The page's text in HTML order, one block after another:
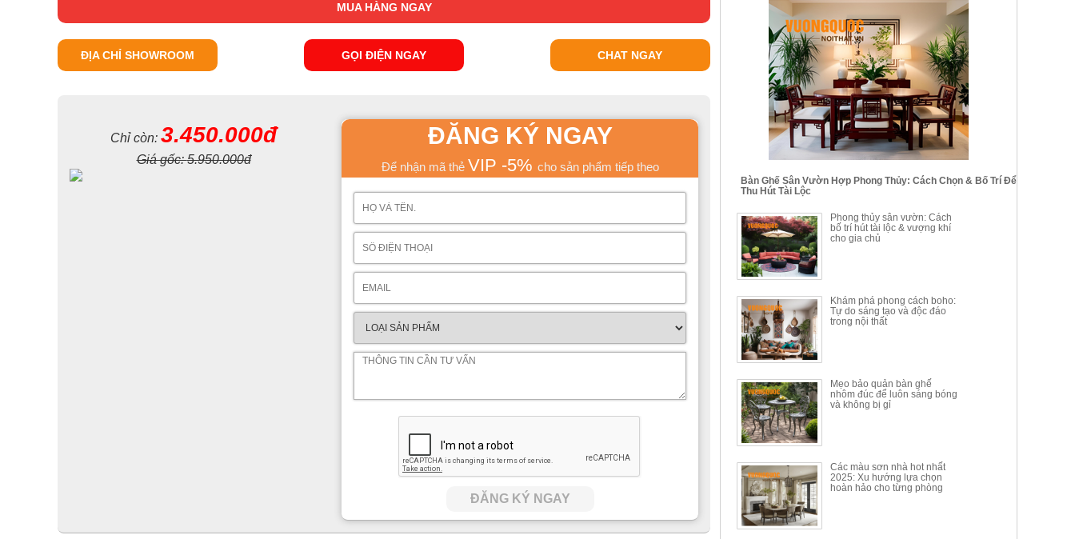
MUA HÀNG NGAY
ĐỊA CHỈ SHOWROOM GỌI ĐIỆN NGAY CHAT NGAY
Chỉ còn: 3.450.000đ
Giá gốc:5.950.000đ
ĐĂNG KÝ NGAY
Để nhận mã thẻ VIP -5% cho sản phẩm tiếp theo
ĐĂNG KÝ NGAY
BỘ BÀN GHẾ CAFE NHẬP
KHẨU CAO CẤP HOY7006
Mã sp: BT135
14.178.750đ
24.700.000đ
BỘ BÀN TRÀ GỖ TỰ NHIÊN
PHONG CÁCH TRUNG HOA
KIỂU MỚI...
Mã sp: BT138.80
20.250.000đ
39.150.000đ
BỘ BÀN TRÀ GỖ PHONG
CÁCH MỚI KẾT HỢP KHAY
NHÚNG TRÀ YDX
Mã sp: BT150.46
17.617.500đ
34.100.000đ
BỘ BÀN GHẾ CAFE KIỂU
DÁNG ĐƠN GIẢN HIỆN ĐẠI
HOY8010
BÀN GHẾ TRANG ĐIỂM
THÔNG MINH HIỆN ĐẠI
TÍCH HỢP SẠC...
Mã sp: HH.BTD08
6.510.000đ
BỘ BÀN ĂN ĐẢO MẶT ĐÁ
PHIẾN AK3699
Bàn Ghế Sân Vườn Hợp Phong Thủy: Cách Chọn & Bố Trí Để
Thu Hút Tài Lộc
Phong thủy sân vườn: Cách
bố trí hút tài lộc & vượng khí
cho gia chủ
Khám phá phong cách boho:
Tự do sáng tạo và độc đáo
trong nội thất
Mẹo bảo quản bàn ghế
nhôm đúc để luôn sáng bóng
và không bị gỉ
Các màu sơn nhà hot nhất
2025: Xu hướng lựa chọn
hoàn hảo cho từng phòng